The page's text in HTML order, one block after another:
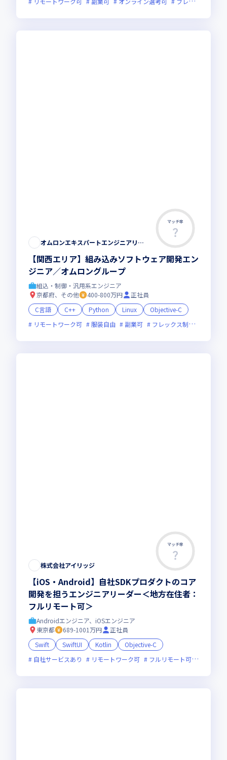
マッチ率
オムロンエキスパートエンジニアリング株式会社
【関西エリア】組み込みソフトウェア開発エン
ジニア／オムロングループ
組込・制御・汎用系エンジニア
京都府、その他
400-800万円
正社員
C言語
C++ Python Linux
Objective-C
リモートワーク可
服装自由 副業可 フレックス制度あり
マッチ率
株式会社アイリッジ
【iOS・Android】自社SDKプロダクトのコア
開発を担うエンジニアリーダー＜地方在住者：
フルリモート可＞
Androidエンジニア、iOSエンジニア
東京都
689-1001万円
正社員
Swift
SwiftUI Kotlin
Objective-C
自社サービスあり
リモートワーク可 フルリモート可